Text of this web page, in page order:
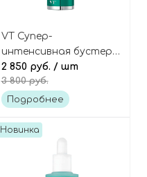
VT Супер-
интенсивная бустер-
эссенция с высокой
концентрацией
ретинола и
Cica Reti-A Essence 0.7
2 850 руб. / шт
3 800 руб.
Подробнее
Новинка